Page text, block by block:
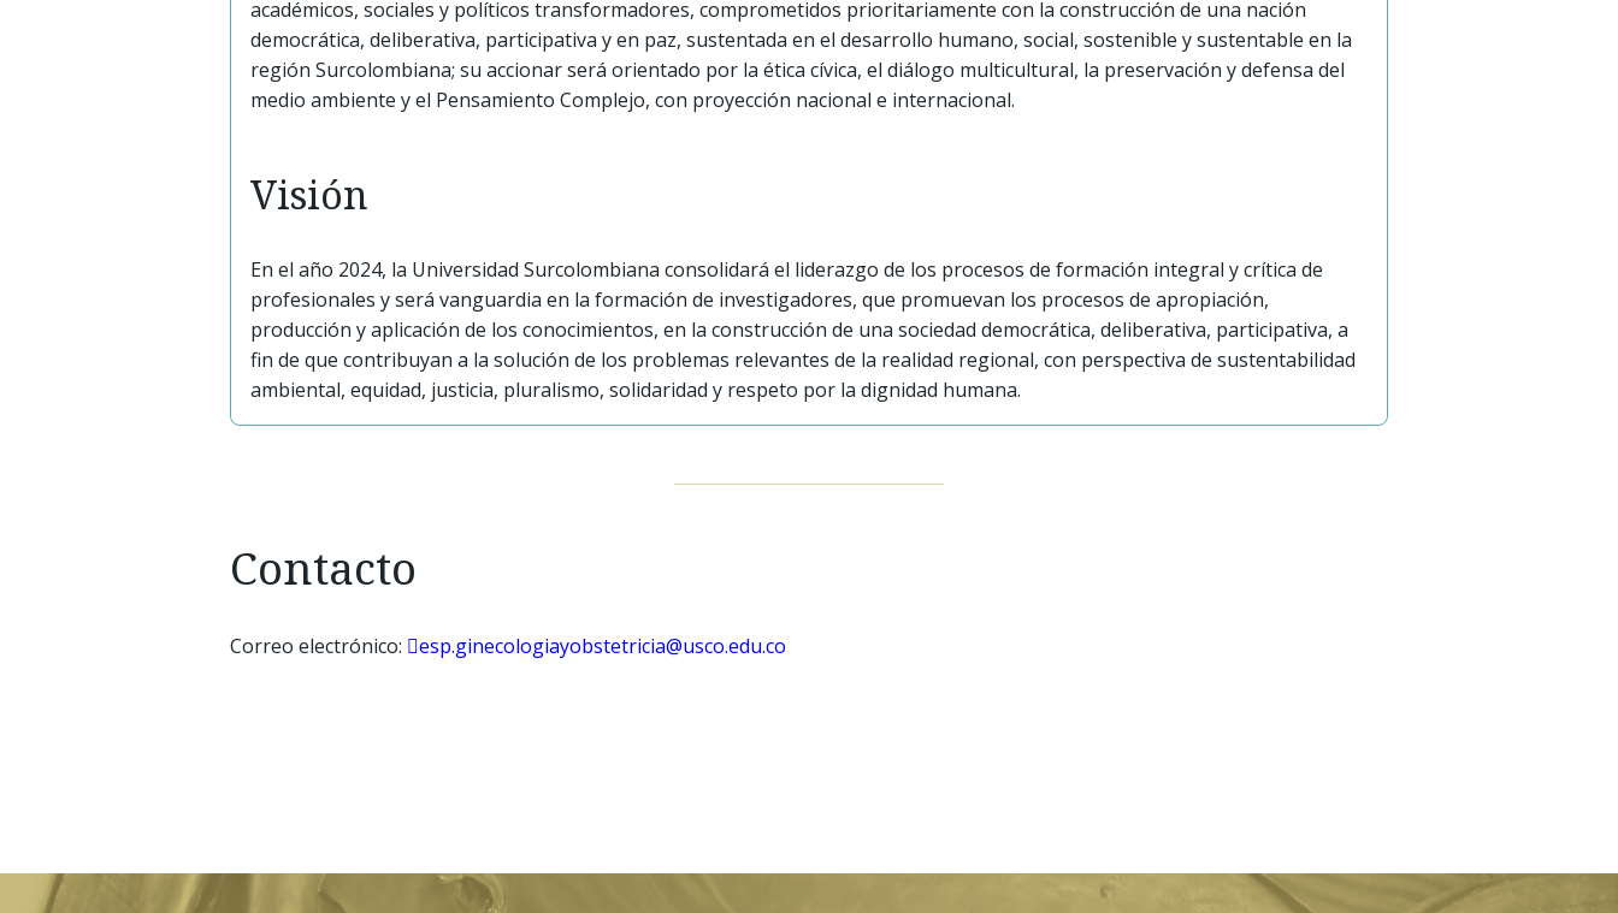
académicos, sociales y políticos transformadores, comprometidos prioritariamente con la construcción de una nación
democrática, deliberativa, participativa y en paz, sustentada en el desarrollo humano, social, sostenible y sustentable en la
región Surcolombiana; su accionar será orientado por la ética cívica, el diálogo multicultural, la preservación y defensa del
medio ambiente y el Pensamiento Complejo, con proyección nacional e internacional.
Visión
En el año 2024, la Universidad Surcolombiana consolidará el liderazgo de los procesos de formación integral y crítica de
profesionales y será vanguardia en la formación de investigadores, que promuevan los procesos de apropiación,
producción y aplicación de los conocimientos, en la construcción de una sociedad democrática, deliberativa, participativa, a
fin de que contribuyan a la solución de los problemas relevantes de la realidad regional, con perspectiva de sustentabilidad
ambiental, equidad, justicia, pluralismo, solidaridad y respeto por la dignidad humana.
Contacto
Correo electrónico: esp.ginecologiayobstetricia@usco.edu.co